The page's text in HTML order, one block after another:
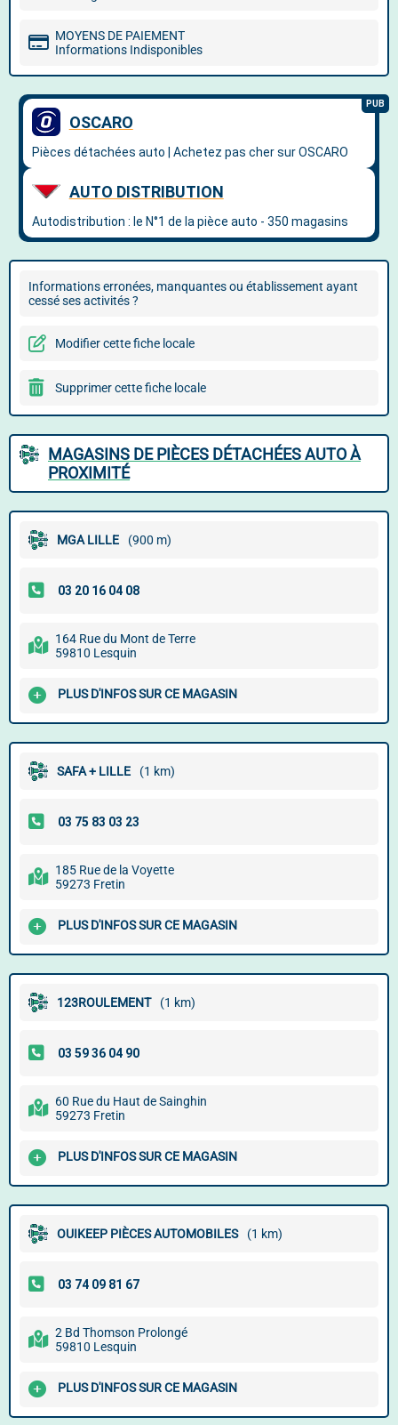
MOYENS DE PAIEMENT
Informations Indisponibles
Informations erronées, manquantes ou établissement ayant
cessé ses activités ?
Modifier cette fiche locale
Supprimer cette fiche locale
MAGASINS DE PIÈCES DÉTACHÉES AUTO À
PROXIMITÉ
MGA LILLE (900 m)
164 Rue du Mont de Terre
59810 Lesquin
PLUS D'INFOS SUR CE MAGASIN
SAFA + LILLE (1 km)
185 Rue de la Voyette
59273 Fretin
PLUS D'INFOS SUR CE MAGASIN
123ROULEMENT (1 km)
60 Rue du Haut de Sainghin
59273 Fretin
PLUS D'INFOS SUR CE MAGASIN
OUIKEEP PIÈCES AUTOMOBILES (1 km)
2 Bd Thomson Prolongé
59810 Lesquin
PLUS D'INFOS SUR CE MAGASIN